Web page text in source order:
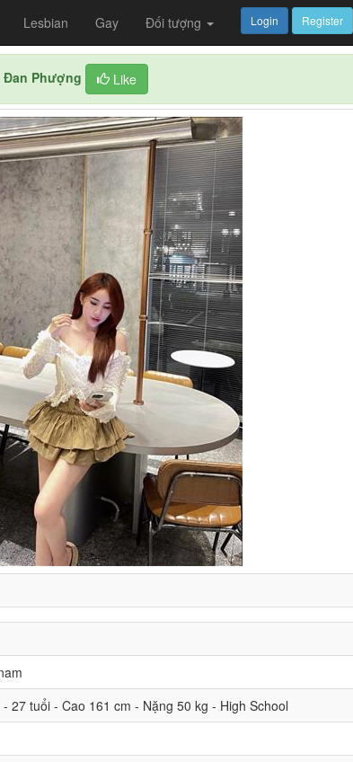
Lesbian Gay Đối tượng Login Register
Đan Phượng Like
27 tuổi - Cao 161 cm - Nặng 50 kg - High School